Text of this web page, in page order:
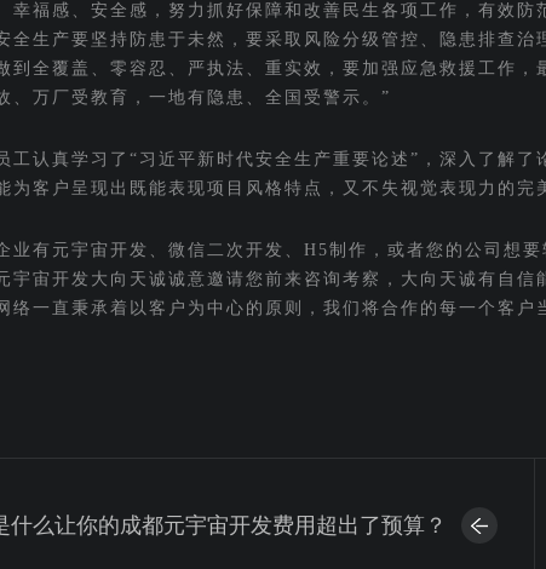
幸福感、安全感，努力抓好保障和改善民生各项工作，有效
全生产要坚持防患于未然，要采取风险分级管控、隐患排查治
到全覆盖、零容忍、严执法、重实效，要加强应急救援工作，
、万厂受教育，一地有隐患、全国受警示。”
工认真学习了“习近平新时代安全生产重要论述”，深入了解
为客户呈现出既能表现项目风格特点，又不失视觉表现力的完
业有元宇宙开发、微信二次开发、H5制作，或者您的公司想
宇宙开发大向天诚诚意邀请您前来咨询考察，大向天诚有自信
络一直秉承着以客户为中心的原则，我们将合作的每一个客户
什么让你的成都元宇宙开发费用超出了预算？